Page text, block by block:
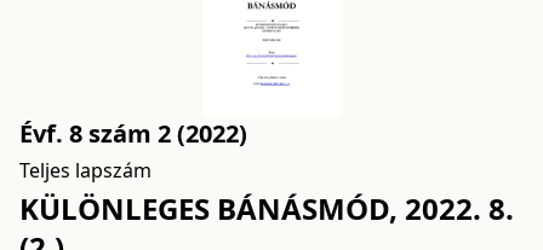
Évf. 8 szám 2 (2022)
Teljes lapszám
KÜLÖNLEGES BÁNÁSMÓD, 2022. 8.